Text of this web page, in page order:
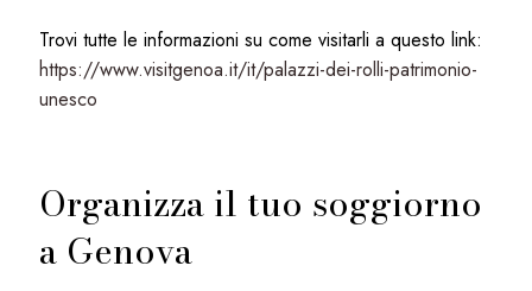
Trovi tutte le informazioni su come visitarli a questo link:
https://www.visitgenoa.it/it/palazzi-dei-rolli-patrimonio-
unesco
Organizza il tuo soggiorno
a Genova